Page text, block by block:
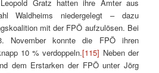
Gratz hatten ihre Ämter aus
Waldheims niedergelegt – dazu
mit der FPÖ aufzulösen. Bei
November konnte die FPÖ ihren
10 % verdoppeln.[115] Neben der
dem Erstarken der FPÖ unter Jörg